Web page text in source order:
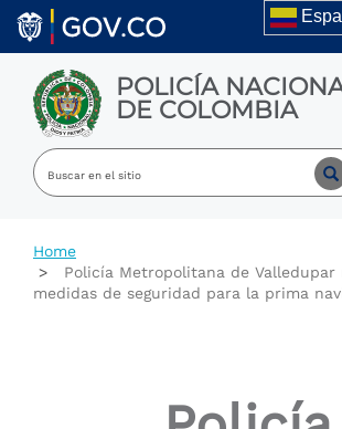
Welcome
All
Accessibility
screen
reader.
Accessibility
Skip to main content
POLICÍA
DE COLOMBIA
Home
Policía Metropolitana de Valledupar
medidas de seguridad para la prima